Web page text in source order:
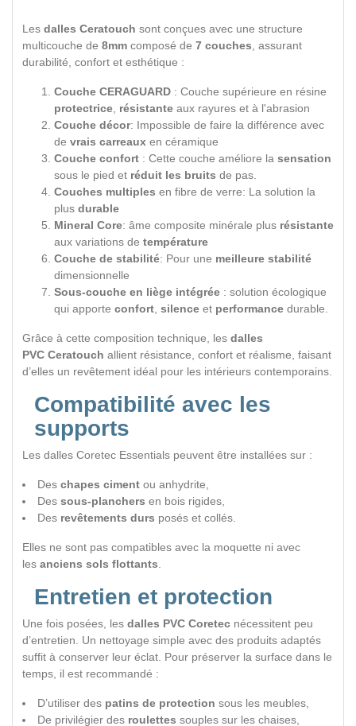
Les dalles Ceratouch sont conçues avec une structure
multicouche de 8mm composé de 7 couches , assurant
durabilité, confort et esthétique :
Couche CERAGUARD : Couche supérieure en résine
protectrice résistante aux rayures et à l'abrasion
Couche décor: Impossible de faire la différence avec
de vrais carreaux en céramique
Couche confort : Cette couche améliore la sensation
sous le pied et réduit les bruits de pas.
Couches multiples en fibre de verre: La solution la
plus durable
Mineral Core: âme composite minérale plus résistante
aux variations de température
Couche de stabilité: Pour une meilleure stabilité
dimensionnelle
Sous-couche en liège intégrée : solution écologique
qui apporte confort silence et performance durable.
Grâce à cette composition technique, les dalles
PVC Ceratouch allient résistance, confort et réalisme, faisant
d’elles un revêtement idéal pour les intérieurs contemporains.
Compatibilité avec les
supports
Les dalles Coretec Essentials peuvent être installées sur :
Des chapes ciment ou anhydrite,
Des sous-planchers en bois rigides,
Des revêtements durs posés et collés.
Elles ne sont pas compatibles avec la moquette ni avec
les anciens sols flottants
Entretien et protection
Une fois posées, les dalles PVC Coretec nécessitent peu
d’entretien. Un nettoyage simple avec des produits adaptés
suffit à conserver leur éclat. Pour préserver la surface dans le
temps, il est recommandé :
D’utiliser des patins de protection sous les meubles,
De privilégier des roulettes souples sur les chaises,